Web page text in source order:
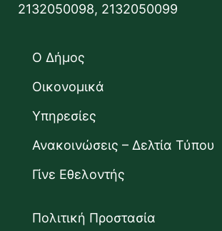
2132050098, 2132050099
Ο Δήμος
Οικονομικά
Υπηρεσίες
Ανακοινώσεις – Δελτία Τύπου
Γίνε Εθελοντής
Πολιτική Προστασία